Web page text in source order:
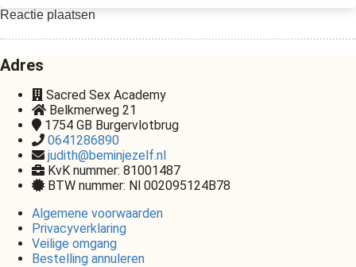
Reactie plaatsen
Adres
Sacred Sex Academy
Belkmerweg 21
1754 GB Burgervlotbrug
0641286890
judith@beminjezelf.nl
KvK nummer: 81001487
BTW nummer: Nl 002095124B78
Algemene voorwaarden
Privacyverklaring
Veilige omgang
Bestelling annuleren